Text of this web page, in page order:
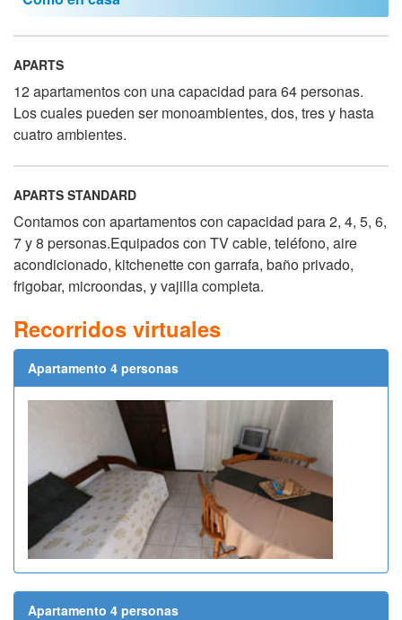
APARTS
12 apartamentos con una capacidad para 64 personas.
Los cuales pueden ser monoambientes, dos, tres y hasta
cuatro ambientes.
APARTS STANDARD
Contamos con apartamentos con capacidad para 2, 4, 5, 6,
7 y 8 personas.Equipados con TV cable, teléfono, aire
acondicionado, kitchenette con garrafa, baño privado,
frigobar, microondas, y vajilla completa.
Recorridos virtuales
Apartamento 4 personas
Apartamento 4 personas